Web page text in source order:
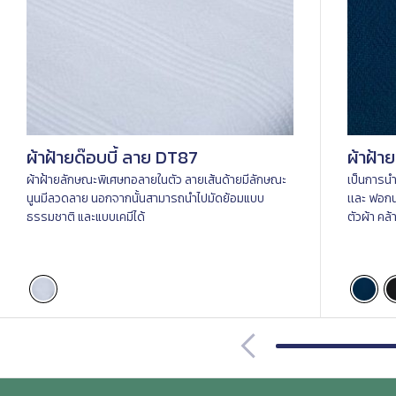
ผ้าฝ้ายด๊อบบี้ ลาย DT87
ผ้าฝ้ายลักษณะพิเศษทอลายในตัว ลายเส้นด้ายมีลักษณะ
นูนมีลวดลาย นอกจากนั้นสามารถนำไปมัดย้อมแบบ
ธรรมชาติ และแบบเคมีได้
ผ้าฝ้า
เป็นการ
เเละ ฟอ
ตัวผ้า คล้